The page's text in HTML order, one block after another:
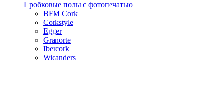
Пробковые полы с фотопечатью
BFM Cork
Corkstyle
Egger
Granorte
Ibercork
Wicanders